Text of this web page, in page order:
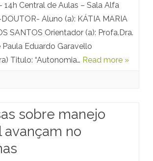
Central de Aulas – Sala Alfa
Aluno (a): KÁTIA MARIA
SANTOS Orientador (a): Profa.Dra.
Paula Eduardo Garavello
Titulo: “Autonomia… Read more »
sobre manejo
avançam no